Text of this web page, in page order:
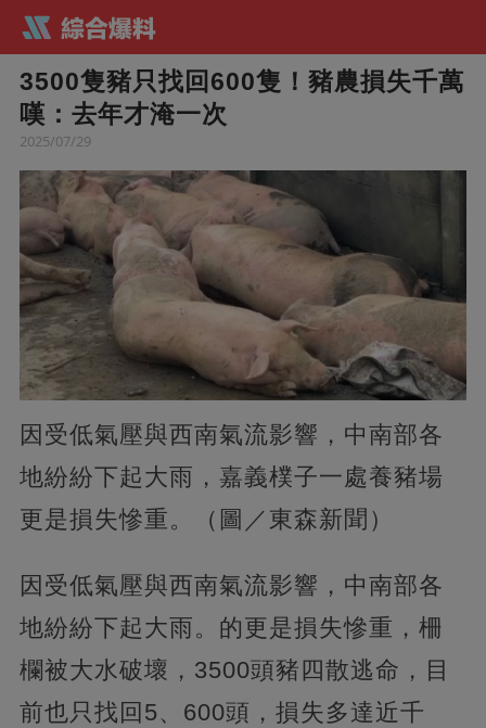
3500隻豬只找回600隻！豬農損失千萬
嘆：去年才淹一次
2025/07/29
因受低氣壓與西南氣流影響，中南部各
地紛紛下起大雨，嘉義樸子一處養豬場
更是損失慘重。（圖／東森新聞）
因受低氣壓與西南氣流影響，中南部各
地紛紛下起大雨。的更是損失慘重，柵
欄被大水破壞，3500頭豬四散逃命，目
前也只找回5、600頭，損失多達近千